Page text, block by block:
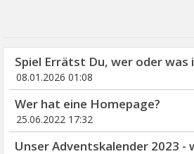
Spiel Errätst Du, wer oder was
08.01.2026 01:08
Wer hat eine Homepage?
25.06.2022 17:32
Unser Adventskalender 2023 -